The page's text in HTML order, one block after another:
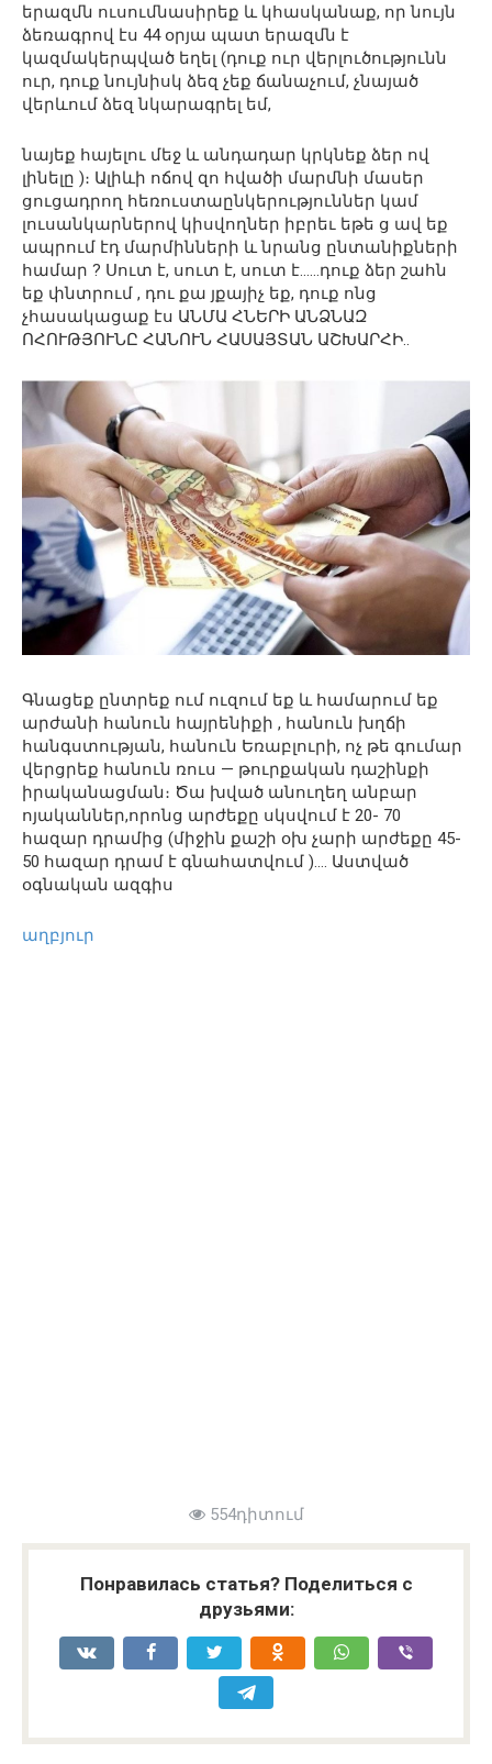
երազմն ուսումնասիրեք և կհասկանաք, որ նույն
ձեռագրով էս 44 օրյա պատ երազմն է
կազմակերպված եղել (դուք ուր վերլուծությունն
ուր, դուք նույնիսկ ձեզ չեք ճանաչում, չնայած
վերևում ձեզ նկարագրել եմ,
նայեք հայելու մեջ և անդադար կրկնեք ձեր ով
լինելը )։ Ալիևի ոճով զո հվածի մարմնի մասեր
ցուցադրող հեռուստաընկերություններ կամ
լուսանկարներով կիսվողներ իբրեւ եթե ց ավ եք
ապրում էդ մարմինների և նրանց ընտանիքների
համար ? Սուտ է, սուտ է, սուտ է……դուք ձեր շահն
եք փնտրում , դու քա յքայիչ եք, դուք ոնց
չհասակացաք էս ԱՆՄԱ ՀՆԵՐԻ ԱՆՁՆԱԶ
ՈՀՈՒԹՅՈՒՆԸ ՀԱՆՈՒՆ ՀԱՍԱՅՏԱՆ ԱՇԽԱՐՀԻ..
Գնացեք ընտրեք ում ուզում եք և համարում եք
արժանի հանուն հայրենիքի , հանուն խղճի
հանգստության, հանուն Եռաբլուրի, ոչ թե գումար
վերցրեք հանուն ռուս — թուրքական դաշինքի
իրականացման։ Ծա խված անուղեղ անբար
ոյականներ,որոնց արժեքը սկսվում է 20- 70
հազար դրամից (միջին քաշի օխ չարի արժեքը 45-
50 հազար դրամ է գնահատվում )…. Աստված
օգնական ազգիս
աղբյուր
554դիտում
Понравилась статья? Поделиться с
друзьями: